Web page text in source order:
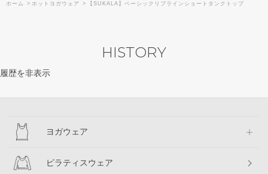
ホーム
> ホットヨガウェア > 【SUKALA】ベーシックリブラインショートタンクトップ
HISTORY
履歴を非表示
ヨガウェア
ピラティスウェア